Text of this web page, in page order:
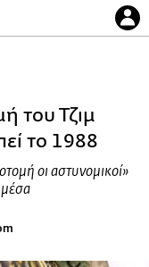
του Τζιμ
το 1988
οι αστυνομικοί»
μέσα